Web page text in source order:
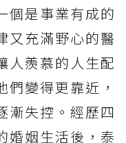
個是事業有成的
又充滿野心的醫
人羨慕的人生配
變得更靠近，
漸失控。經歷四
婚姻生活後，泰